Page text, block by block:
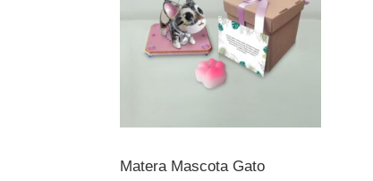
Matera Mascota Gato